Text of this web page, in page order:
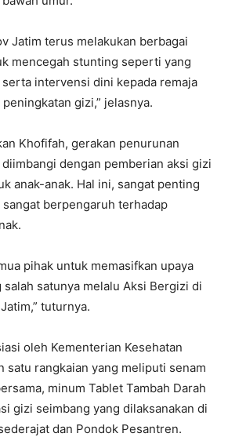
Jatim terus melakukan berbagai
mencegah stunting seperti yang
intervensi dini kepada remaja
gizi,” jelasnya.
Khofifah, gerakan penurunan
dengan pemberian aksi gizi
anak-anak. Hal ini, sangat penting
berpengaruh terhadap
pihak untuk memasifkan upaya
satunya melalu Aksi Bergizi di
tuturnya.
oleh Kementerian Kesehatan
satu rangkaian yang meliputi senam
minum Tablet Tambah Darah
gizi seimbang yang dilaksanakan di
dan Pondok Pesantren.